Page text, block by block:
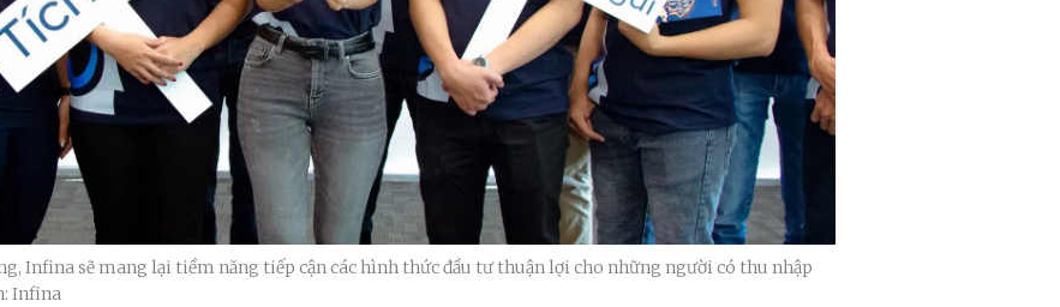
Infina sẽ mang lại tiềm năng tiếp cận các hình thức đầu tư thuận lợi cho những người có thu nhập
Infina